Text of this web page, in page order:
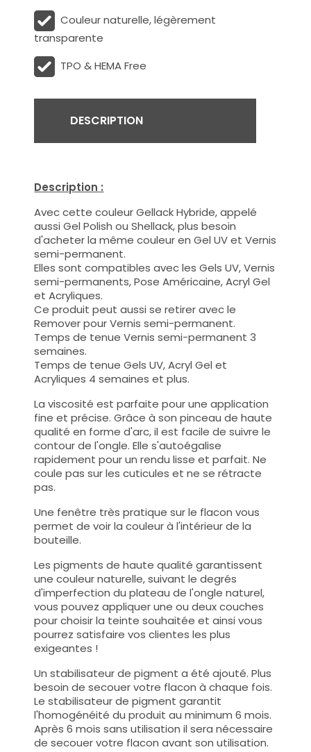
Couleur naturelle, légèrement
transparente
TPO & HEMA Free
DESCRIPTION
Description :
Avec cette couleur Gellack Hybride, appelé
aussi Gel Polish ou Shellack, plus besoin
d'acheter la même couleur en Gel UV et Vernis
semi-permanent.
Elles sont compatibles avec les Gels UV, Vernis
semi-permanents, Pose Américaine, Acryl Gel
et Acryliques.
Ce produit peut aussi se retirer avec le
Remover pour Vernis semi-permanent.
Temps de tenue Vernis semi-permanent 3
semaines.
Temps de tenue Gels UV, Acryl Gel et
Acryliques 4 semaines et plus.
La viscosité est parfaite pour une application
fine et précise. Grâce à son pinceau de haute
qualité en forme d'arc, il est facile de suivre le
contour de l'ongle. Elle s'autoégalise
rapidement pour un rendu lisse et parfait. Ne
coule pas sur les cuticules et ne se rétracte
pas.
Une fenêtre très pratique sur le flacon vous
permet de voir la couleur à l'intérieur de la
bouteille.
Les pigments de haute qualité garantissent
une couleur naturelle, suivant le degrés
d'imperfection du plateau de l'ongle naturel,
vous pouvez appliquer une ou deux couches
pour choisir la teinte souhaitée et ainsi vous
pourrez satisfaire vos clientes les plus
exigeantes !
Un stabilisateur de pigment a été ajouté. Plus
besoin de secouer votre flacon à chaque fois.
Le stabilisateur de pigment garantit
l'homogénéité du produit au minimum 6 mois.
Après 6 mois sans utilisation il sera nécessaire
de secouer votre flacon avant son utilisation.